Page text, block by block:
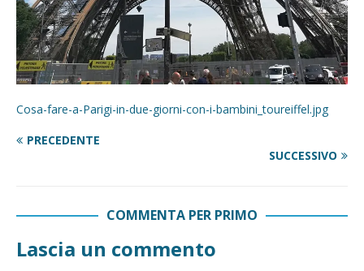
Cosa-fare-a-Parigi-in-due-giorni-con-i-bambini_toureiffel.jpg
PRECEDENTE
SUCCESSIVO
COMMENTA PER PRIMO
Lascia un commento